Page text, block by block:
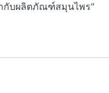
กับผลิตภัณฑ์สมุนไพร"